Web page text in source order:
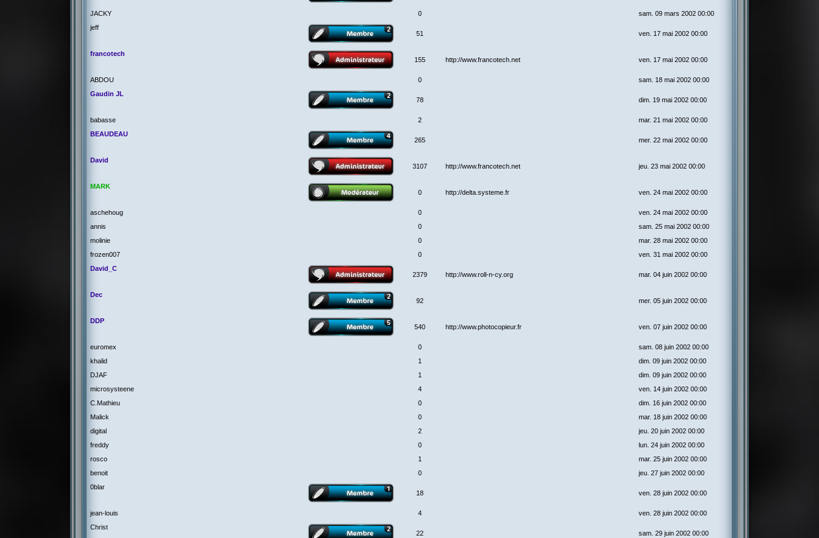
JACKY 0
sam. 09 mars 2002 00:00
jeff
51
ven. 17 mai 2002 00:00
francotech
155
http://www.francotech.net ven. 17 mai 2002 00:00
ABDOU 0
sam. 18 mai 2002 00:00
Gaudin JL
78
dim. 19 mai 2002 00:00
babasse 2
mar. 21 mai 2002 00:00
BEAUDEAU
265
mer. 22 mai 2002 00:00
David
3107
http://www.francotech.net jeu. 23 mai 2002 00:00
MARK
0
http://delta.systeme.fr ven. 24 mai 2002 00:00
aschehoug 0
ven. 24 mai 2002 00:00
annis
0
sam. 25 mai 2002 00:00
molinie
0
mar. 28 mai 2002 00:00
frozen007
0
ven. 31 mai 2002 00:00
David_C
2379
http://www.roll-n-cy.org mar. 04 juin 2002 00:00
Dec
92
mer. 05 juin 2002 00:00
DDP
540
http://www.photocopieur.fr ven. 07 juin 2002 00:00
euromex 0
sam. 08 juin 2002 00:00
khalid
1
dim. 09 juin 2002 00:00
DJAF
1
dim. 09 juin 2002 00:00
microsysteene
4
ven. 14 juin 2002 00:00
C.Mathieu
0
dim. 16 juin 2002 00:00
Malick
0
mar. 18 juin 2002 00:00
digital
2
jeu. 20 juin 2002 00:00
freddy
0
lun. 24 juin 2002 00:00
rosco
1
mar. 25 juin 2002 00:00
benoit
0
jeu. 27 juin 2002 00:00
0blar
18
ven. 28 juin 2002 00:00
jean-louis 4
ven. 28 juin 2002 00:00
Christ
22
sam. 29 juin 2002 00:00